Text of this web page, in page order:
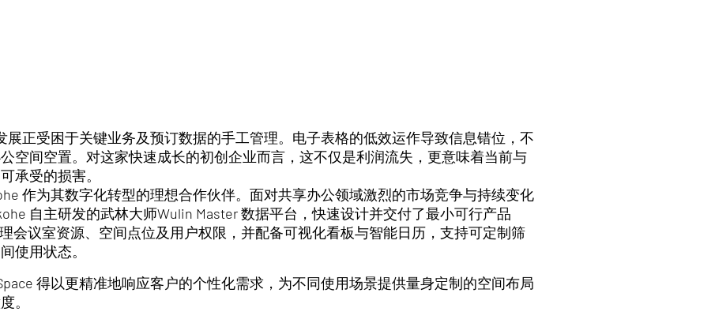
展正受困于关键业务及预订数据的手工管理。电子表格的低效运作导致信息错位，不
空间空置。对这家快速成长的初创企业而言，这不仅是利润流失，更意味着当前与
承受的损害。
作为其数字化转型的理想合作伙伴。面对共享办公领域激烈的市场竞争与持续变化
自主研发的武林大师Wulin Master 数据平台，快速设计并交付了最小可行产品
会议室资源、空间点位及用户权限，并配备可视化看板与智能日历，支持可定制筛
使用状态。
得以更精准地响应客户的个性化需求，为不同使用场景提供量身定制的空间布局
。